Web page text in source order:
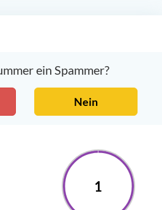
ein Spammer?
Nein
1